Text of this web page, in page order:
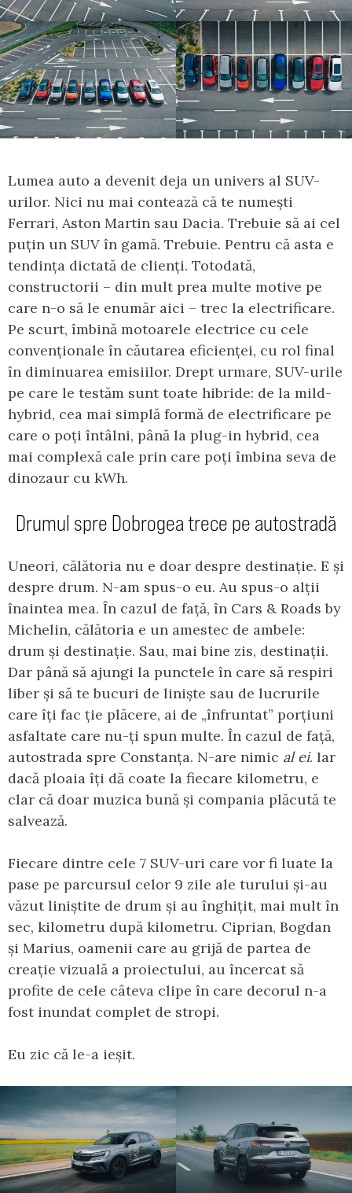
Lumea auto a devenit deja un univers al SUV-
urilor. Nici nu mai contează că te numești
Ferrari, Aston Martin sau Dacia. Trebuie să ai cel
puțin un SUV în gamă. Trebuie. Pentru că asta e
tendința dictată de clienți. Totodată,
constructorii – din mult prea multe motive pe
care n-o să le enumăr aici – trec la electrificare.
Pe scurt, îmbină motoarele electrice cu cele
convenționale în căutarea eficienței, cu rol final
în diminuarea emisiilor. Drept urmare, SUV-urile
pe care le testăm sunt toate hibride: de la mild-
hybrid, cea mai simplă formă de electrificare pe
care o poți întâlni, până la plug-in hybrid, cea
mai complexă cale prin care poți îmbina seva de
dinozaur cu kWh.
Drumul spre Dobrogea trece pe autostradă
Uneori, călătoria nu e doar despre destinație. E și
despre drum. N-am spus-o eu. Au spus-o alții
înaintea mea. În cazul de față, în Cars & Roads by
Michelin, călătoria e un amestec de ambele:
drum și destinație. Sau, mai bine zis, destinații.
Dar până să ajungi la punctele în care să respiri
liber și să te bucuri de liniște sau de lucrurile
care îți fac ție plăcere, ai de „înfruntat” porțiuni
asfaltate care nu-ți spun multe. În cazul de față,
autostrada spre Constanța. N-are nimic al ei. Iar
dacă ploaia îți dă coate la fiecare kilometru, e
clar că doar muzica bună și compania plăcută te
salvează.
Fiecare dintre cele 7 SUV-uri care vor fi luate la
pase pe parcursul celor 9 zile ale turului și-au
văzut liniștite de drum și au înghițit, mai mult în
sec, kilometru după kilometru. Ciprian, Bogdan
și Marius, oamenii care au grijă de partea de
creație vizuală a proiectului, au încercat să
profite de cele câteva clipe în care decorul n-a
fost inundat complet de stropi.
Eu zic că le-a ieșit.